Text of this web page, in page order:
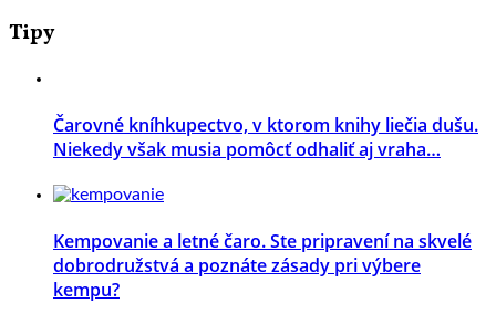
Tipy
Čarovné kníhkupectvo, v ktorom knihy liečia dušu.
Niekedy však musia pomôcť odhaliť aj vraha…
Kempovanie a letné čaro. Ste pripravení na skvelé
dobrodružstvá a poznáte zásady pri výbere
kempu?